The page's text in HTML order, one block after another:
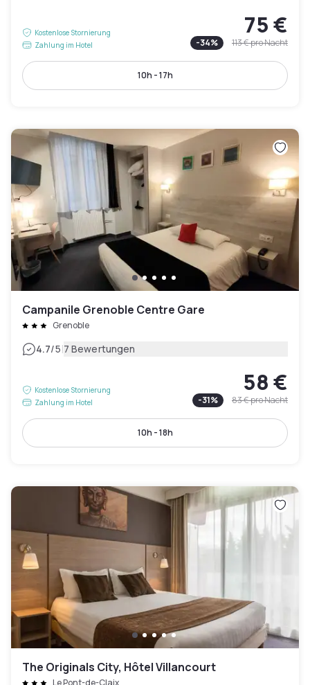
Kostenlose Stornierung
Zahlung im Hotel
75 €
-34% 113 €pro Nacht
10h - 17h
Campanile Grenoble Centre Gare
Grenoble
4.7/5|7 Bewertungen
Kostenlose Stornierung
Zahlung im Hotel
58 €
-31% 83 €pro Nacht
10h - 18h
The Originals City, Hôtel Villancourt
Le Pont-de-Claix